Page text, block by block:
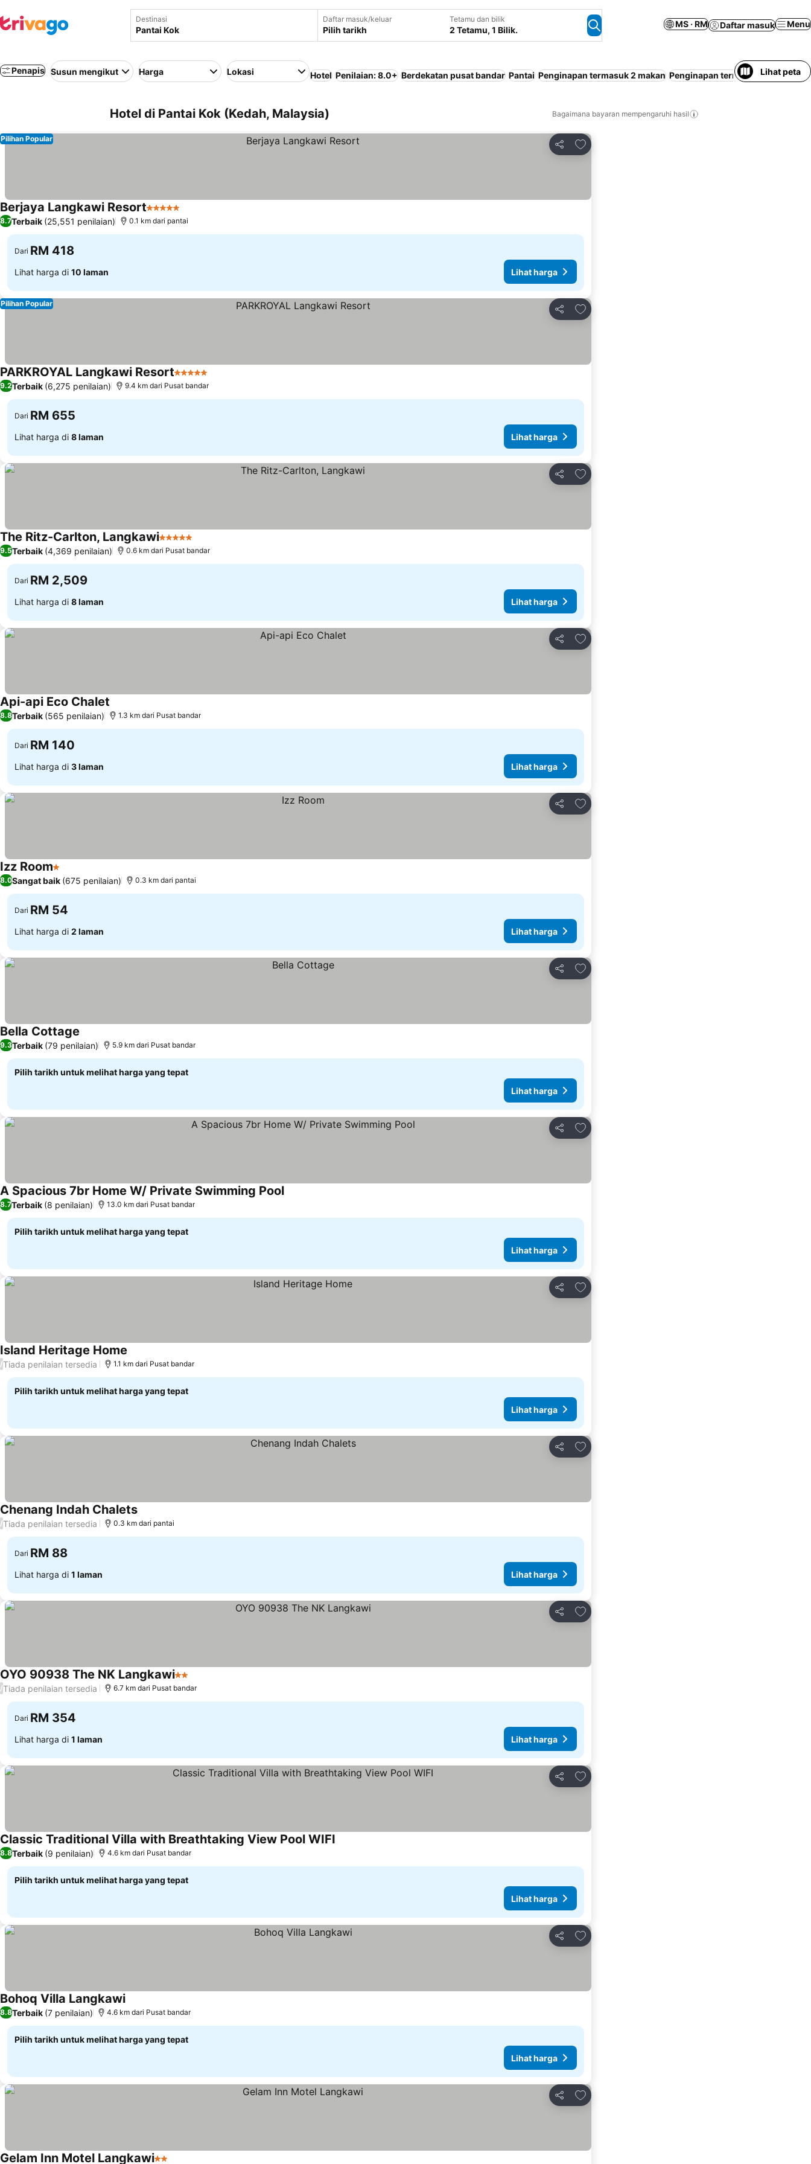
Destinasi Daftar masuk/keluar
Pilih tarikh
Tetamu dan bilik
2 Tetamu, 1 Bilik.
MS · RM Daftar masuk Menu
Penapis Susun mengikut Harga Lokasi Hotel Penilaian: 8.0+ Berdekatan pusat bandar Pantai Penginapan termasuk 2 makan Penginapan termasuk 3 makan
Lihat peta
Hotel di Pantai Kok (Kedah, Malaysia) Bagaimana bayaran mempengaruhi hasil
Kongsi
Tambah ke favorit
Pilihan Popular
Berjaya Langkawi Resort5 Bintang
8.7Terbaik (25,551 penilaian) 0.1 km dari pantai
Dari RM 418
Lihat harga di 10 laman Lihat harga
Kongsi
Tambah ke favorit
Pilihan Popular
PARKROYAL Langkawi Resort5 Bintang
9.2Terbaik (6,275 penilaian) 9.4 km dari Pusat bandar
Dari RM 655
Lihat harga di 8 laman Lihat harga
Kongsi
Tambah ke favorit
The Ritz-Carlton, Langkawi5 Bintang
9.5Terbaik (4,369 penilaian) 0.6 km dari Pusat bandar
Dari RM 2,509
Lihat harga di 8 laman Lihat harga
Kongsi
Tambah ke favorit
Api-api Eco ChaletLihat harga
8.8Terbaik (565 penilaian) 1.3 km dari Pusat bandar
Dari RM 140
Lihat harga di 3 laman Lihat harga
Kongsi
Tambah ke favorit
Izz Room1 Bintang
8.0Sangat baik (675 penilaian) 0.3 km dari pantai
Dari RM 54
Lihat harga di 2 laman Lihat harga
Kongsi
Tambah ke favorit
Bella Cottage Lihat harga
9.3Terbaik (79 penilaian) 5.9 km dari Pusat bandar
Pilih tarikh untuk melihat harga yang tepat
Lihat harga
Kongsi
Tambah ke favorit
A Spacious 7br Home W/ Private Swimming PoolLihat harga
8.7Terbaik (8 penilaian) 13.0 km dari Pusat bandar
Pilih tarikh untuk melihat harga yang tepat
Lihat harga
Kongsi
Tambah ke favorit
Island Heritage Home
/Tiada penilaian tersedia 1.1 km dari Pusat bandar
Pilih tarikh untuk melihat harga yang tepat
Lihat harga
Kongsi
Tambah ke favorit
Chenang Indah ChaletsLihat harga
/Tiada penilaian tersedia 0.3 km dari pantai
Dari RM 88
Lihat harga di 1 laman Lihat harga
Kongsi
Tambah ke favorit
OYO 90938 The NK Langkawi2 Bintang
/Tiada penilaian tersedia 6.7 km dari Pusat bandar
Dari RM 354
Lihat harga di 1 laman Lihat harga
Kongsi
Tambah ke favorit
Classic Traditional Villa with Breathtaking View Pool WIFI
8.8Terbaik (9 penilaian) 4.6 km dari Pusat bandar
Pilih tarikh untuk melihat harga yang tepat
Lihat harga
Kongsi
Tambah ke favorit
Bohoq Villa LangkawiLihat harga
8.8Terbaik (7 penilaian) 4.6 km dari Pusat bandar
Pilih tarikh untuk melihat harga yang tepat
Lihat harga
Kongsi
Tambah ke favorit
Gelam Inn Motel Langkawi